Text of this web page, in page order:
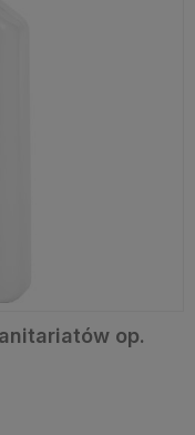
op.